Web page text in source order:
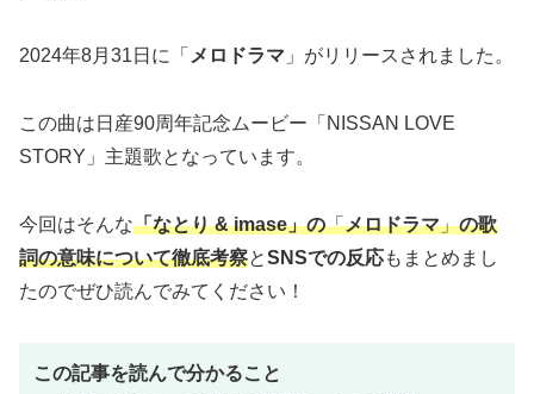
2024年8月31日に「 メロドラマ 」がリリースされました。
この曲は日産90周年記念ムービー「NISSAN LOVE
STORY」主題歌となっています。
今回はそんな「なとり & imase」の「メロドラマ」の歌
詞の意味について徹底考察とSNSでの反応もまとめまし
たのでぜひ読んでみてください！
この記事を読んで分かること